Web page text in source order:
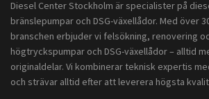
Diesel Center Stockholm är specialister på
bränslepumpar och DSG-växellådor. Med över
branschen erbjuder vi felsökning, renovering
högtryckspumpar och DSG-växellådor – alltid
originaldelar. Vi kombinerar teknisk expertis
och strävar alltid efter att leverera högsta